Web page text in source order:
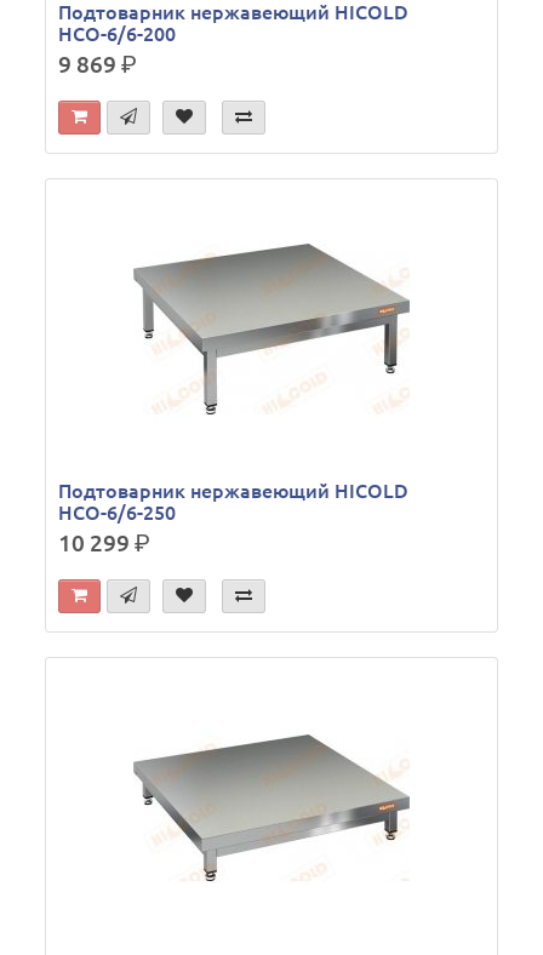
Подтоварник нержавеющий HICOLD
НСО-6/6-200
9 869р.
Подтоварник нержавеющий HICOLD
НСО-6/6-250
10 299р.